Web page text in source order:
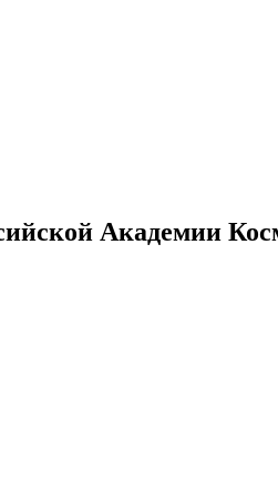
Академии